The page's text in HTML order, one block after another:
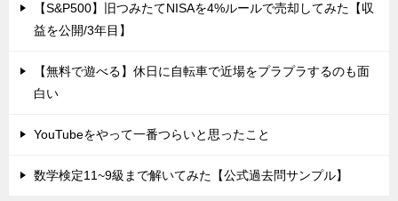
【S&P500】旧つみたてNISAを4%ルールで売却してみた【収
益を公開/3年目】
【無料で遊べる】休日に自転車で近場をプラプラするのも面
白い
YouTubeをやって一番つらいと思ったこと
数学検定11~9級まで解いてみた【公式過去問サンプル】